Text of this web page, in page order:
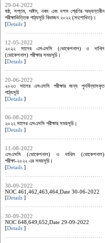
29-04-2022
ষষ্ঠ, সপ্তম, অষ্টম, নবম এবং দশম শ্রেণির অভ্যন্তরীন
পরীক্ষাভিত্তিক পাঠ্যসূচি বিভাজন ২০২২ (সংশোধিত)।
[Details ]
12-05-2022
২০২২ সালের এসএসসি (ভোকেশনাল) ও দাখিল
(ভোকেশনাল) পরীক্ষার সময়সূচি।
[Details ]
20-06-2022
২০২৩ সালের এসএসসি পরীক্ষার জন্য পুনর্বিন্যাসকৃত
পাঠ্যসূচি
[Details ]
06-08-2022
২০২২ সালের এসএসসি পরীক্ষার সময়সূচি।
[Details ]
11-08-2022
এসএসসি (ভোকেশনাল) ও দাখিল (ভোকেশনাল)
পরীক্ষা-২০২২ এর সময়সূচি।
[Details ]
30-09-2022
NOC 461,462,463,464,Date 30-06-2022
[Details ]
30-09-2022
NOC 648,649,652,Date 29-09-2022
[Details ]